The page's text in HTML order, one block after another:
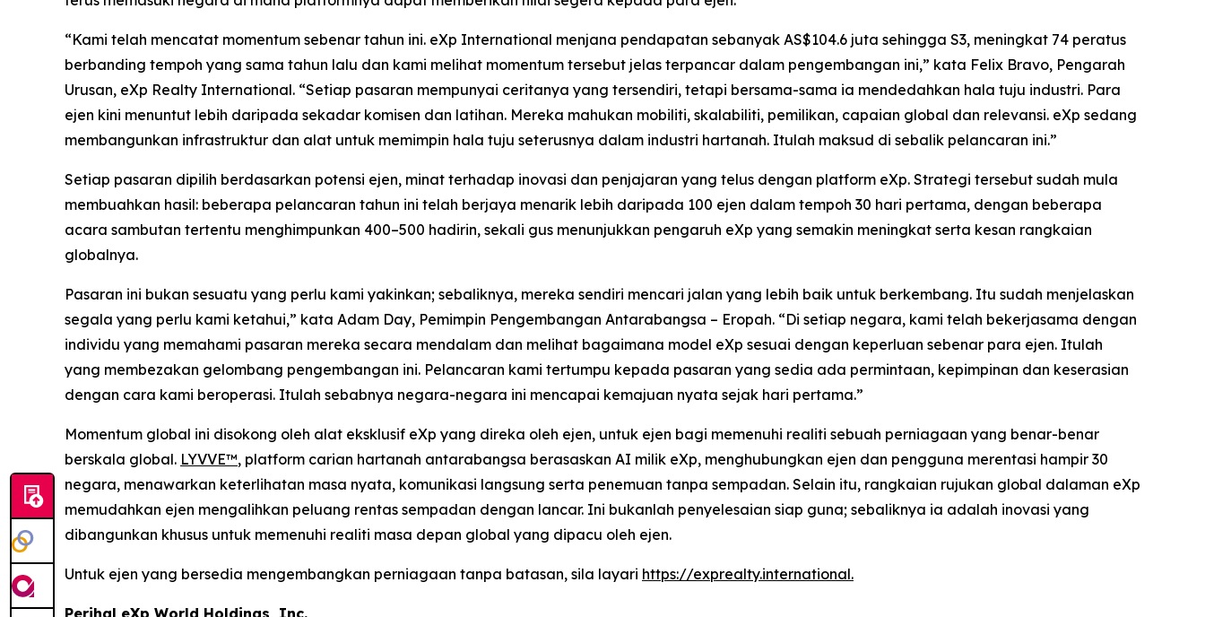
“Kami telah mencatat momentum sebenar tahun ini. eXp International menjana pendapatan sebanyak AS$104.6 juta sehingga S3, meningkat 74 peratus
berbanding tempoh yang sama tahun lalu dan kami melihat momentum tersebut jelas terpancar dalam pengembangan ini,” kata Felix Bravo, Pengarah
Urusan, eXp Realty International. “Setiap pasaran mempunyai ceritanya yang tersendiri, tetapi bersama-sama ia mendedahkan hala tuju industri. Para
ejen kini menuntut lebih daripada sekadar komisen dan latihan. Mereka mahukan mobiliti, skalabiliti, pemilikan, capaian global dan relevansi. eXp sedang
membangunkan infrastruktur dan alat untuk memimpin hala tuju seterusnya dalam industri hartanah. Itulah maksud di sebalik pelancaran ini.”
Setiap pasaran dipilih berdasarkan potensi ejen, minat terhadap inovasi dan penjajaran yang telus dengan platform eXp. Strategi tersebut sudah mula
membuahkan hasil: beberapa pelancaran tahun ini telah berjaya menarik lebih daripada 100 ejen dalam tempoh 30 hari pertama, dengan beberapa
acara sambutan tertentu menghimpunkan 400–500 hadirin, sekali gus menunjukkan pengaruh eXp yang semakin meningkat serta kesan rangkaian
globalnya.
Pasaran ini bukan sesuatu yang perlu kami yakinkan; sebaliknya, mereka sendiri mencari jalan yang lebih baik untuk berkembang. Itu sudah menjelaskan
segala yang perlu kami ketahui,” kata Adam Day, Pemimpin Pengembangan Antarabangsa – Eropah. “Di setiap negara, kami telah bekerjasama dengan
individu yang memahami pasaran mereka secara mendalam dan melihat bagaimana model eXp sesuai dengan keperluan sebenar para ejen. Itulah
yang membezakan gelombang pengembangan ini. Pelancaran kami tertumpu kepada pasaran yang sedia ada permintaan, kepimpinan dan keserasian
dengan cara kami beroperasi. Itulah sebabnya negara-negara ini mencapai kemajuan nyata sejak hari pertama.”
Momentum global ini disokong oleh alat eksklusif eXp yang direka oleh ejen, untuk ejen bagi memenuhi realiti sebuah perniagaan yang benar-benar
berskala global. LYVVE™, platform carian hartanah antarabangsa berasaskan AI milik eXp, menghubungkan ejen dan pengguna merentasi hampir 30
negara, menawarkan keterlihatan masa nyata, komunikasi langsung serta penemuan tanpa sempadan. Selain itu, rangkaian rujukan global dalaman eXp
memudahkan ejen mengalihkan peluang rentas sempadan dengan lancar. Ini bukanlah penyelesaian siap guna; sebaliknya ia adalah inovasi yang
dibangunkan khusus untuk memenuhi realiti masa depan global yang dipacu oleh ejen.
Untuk ejen yang bersedia mengembangkan perniagaan tanpa batasan, sila layari https://exprealty.international.
Perihal eXp World Holdings, Inc.